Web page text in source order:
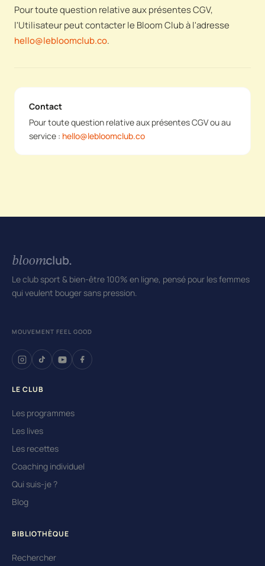
Pour toute question relative aux présentes CGV,
l'Utilisateur peut contacter le Bloom Club à l'adresse
hello@lebloomclub.co.
Contact
Pour toute question relative aux présentes CGV ou au
service : hello@lebloomclub.co
Le club sport & bien-être 100% en ligne, pensé pour les femmes
qui veulent bouger sans pression.
MOUVEMENT FEEL GOOD
LE CLUB
Les programmes
Les lives
Les recettes
Coaching individuel
Qui suis-je ?
Blog
BIBLIOTHÈQUE
Rechercher